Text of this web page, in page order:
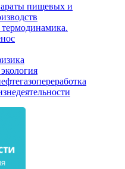
пищевых и